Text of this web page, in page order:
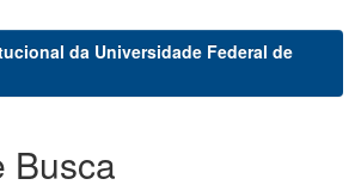
da Universidade Federal de
Busca